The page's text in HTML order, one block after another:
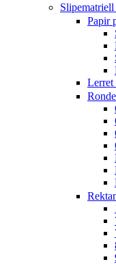
Slipematriell
Papir
Lerret